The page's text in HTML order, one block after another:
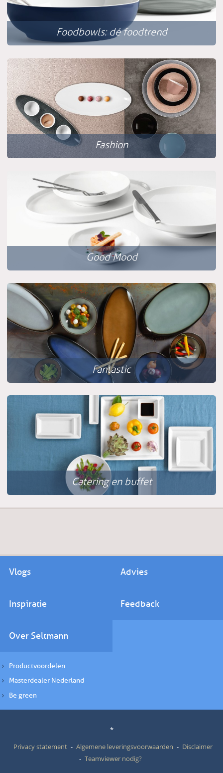
Foodbowls: dé foodtrend
Fashion
Good Mood
Fantastic
Catering en buffet
Vlogs Advies
Inspiratie Feedback
Over Seltmann
Productvoordelen
Masterdealer Nederland
Be green
*
Privacy statement
Algemene leveringsvoorwaarden
Disclaimer
Teamviewer nodig?